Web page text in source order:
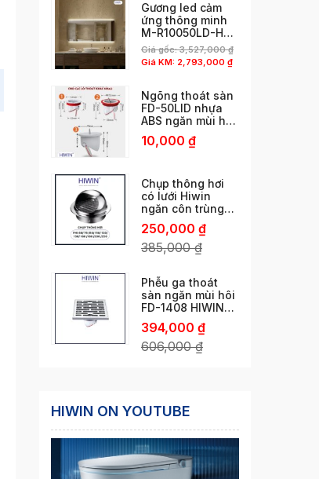
Gương led cảm
ứng thông minh
M-R10050LD-H
phun cát viền độc
đáo
Giá gốc:3,527,000₫
Giá KM: 2,793,000 ₫
Ngõng thoát sàn
FD-50LID nhựa
ABS ngăn mùi hôi
cống thoát nhanh
chống côn trùng
10,000 ₫
Chụp thông hơi
có lưới Hiwin
ngăn côn trùng
phi 60/ 76 /80/
110/ 120/ 150 /160
/180 /200 /250
250,000 ₫
385,000₫
Phễu ga thoát
sàn ngăn mùi hôi
FD-1408 HIWIN
ngăn mùi vượt trội
394,000 ₫
606,000₫
HIWIN ON YOUTUBE